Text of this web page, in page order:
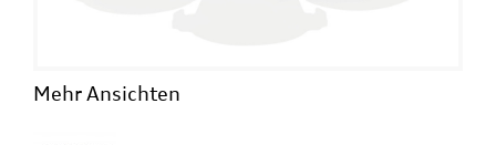
Mehr Ansichten